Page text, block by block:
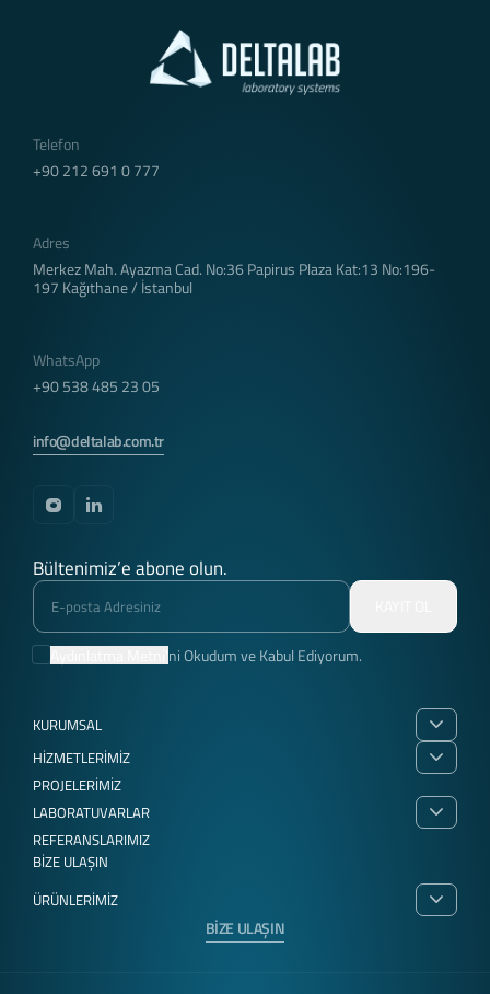
Telefon
+90 212 691 0 777
Adres
Merkez Mah. Ayazma Cad. No:36 Papirus Plaza Kat:13 No:196-
197 Kağıthane / İstanbul
WhatsApp
+90 538 485 23 05
info@deltalab.com.tr
Bültenimiz’e abone olun.
ni Okudum ve Kabul Ediyorum.
KURUMSAL
HİZMETLERİMİZ
PROJELERİMİZ
LABORATUVARLAR
REFERANSLARIMIZ
BİZE ULAŞIN
ÜRÜNLERİMİZ
BİZE ULAŞIN